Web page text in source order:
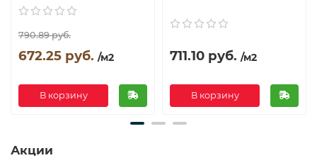
790.89 руб.
672.25 руб. /м2
В корзину
711.10 руб. /м2
В корзину
Акции